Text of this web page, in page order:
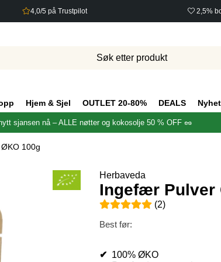
4,0/5 på Trustpilot 2,5%
Hjem & Sjel OUTLET 20-80% DEALS
sjansen nå – ALLE nøtter og kokosolje 50 % OFF 🥜
100g
Herbaveda
Ingefær Pulver
Gjennomsnittlig rangering 5
(2)
Best før:
✔ 100% ØKO